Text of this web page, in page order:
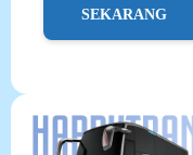
SEKARANG